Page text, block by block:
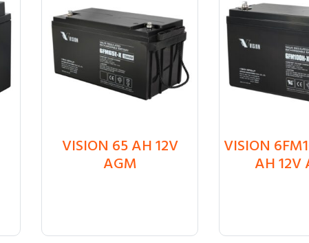
₸58 050
VISION 65 AH 12V
AGM
₸88
VISION
AH 12V